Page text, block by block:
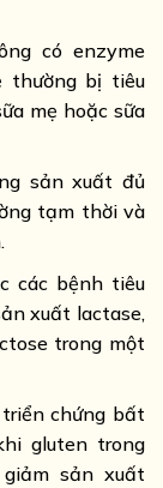
có enzyme
thường bị tiêu
mẹ hoặc sữa
sản xuất đủ
tạm thời và
các bệnh tiêu
xuất lactase,
trong một
chứng bất
gluten trong
sản xuất